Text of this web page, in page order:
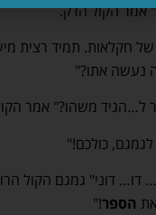
אמר הקול הדק.
חקלאות. תמיד רצית
נעשה אתו?"
ל…הגיד משהו?" אמר
לגמגם, כולכם!"
דו… דוני" גמגם הקול
הספר!"